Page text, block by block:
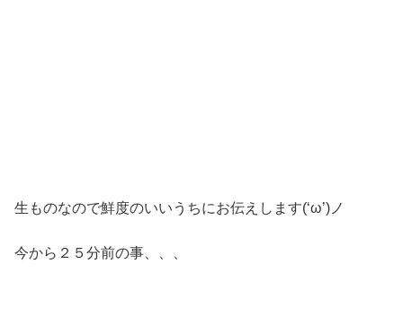
生ものなので鮮度のいいうちにお伝えします(‘ω’)ノ
今から２５分前の事、、、